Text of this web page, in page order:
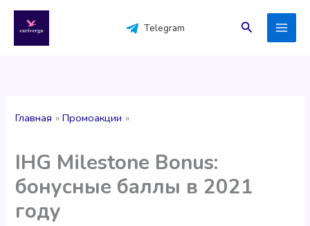
содержимому
Telegram Поиск
Главная Промоакции
IHG Milestone Bonus:
бонусные баллы в 2021
году